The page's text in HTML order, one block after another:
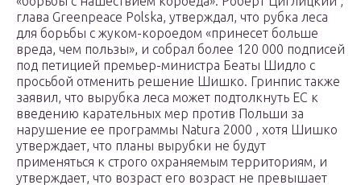
глава Greenpeace Polska, утверждал, что рубка леса
для борьбы с жуком-короедом «принесет больше
вреда, чем пользы», и собрал более 120 000 подписей
под петицией премьер-министра Беаты Шидло с
просьбой отменить решение Шишко. Гринпис также
заявил, что вырубка леса может подтолкнуть ЕС к
введению карательных мер против Польши за
нарушение ее программы Natura 2000 , хотя Шишко
утверждает, что планы вырубки не будут
применяться к строго охраняемым территориям, и
утверждает, что возраст его возраст не превышает